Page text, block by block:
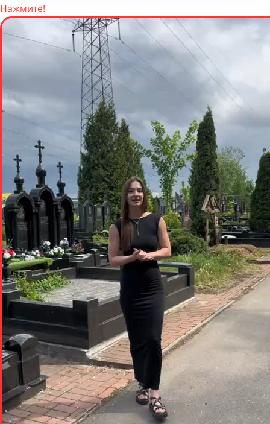
Нажмите!
Мы онлайн
Написать нам
Задайте вопрос в мессенджере
Telegram
WhatsApp
VK
MAX